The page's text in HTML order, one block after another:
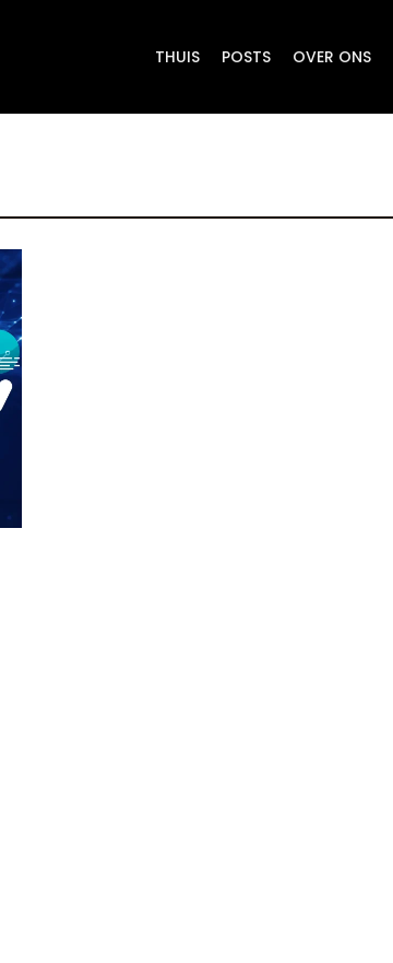
THUIS POSTS OVER ONS